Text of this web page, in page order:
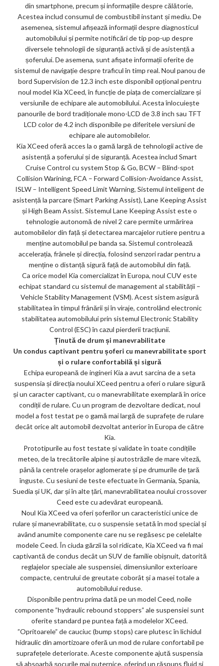
din smartphone, precum și informațiile despre călătorie,
Acestea includ consumul de combustibil instant și mediu. De
asemenea, sistemul afișează informații despre diagnosticul
automobilului și permite notificări de tip pop-up despre
diversele tehnologii de siguranță activă și de asistență a
șoferului. De asemena, sunt afișate informații oferite de
sistemul de navigație despre traficul în timp real. Noul panou de
bord Supervision de 12.3 inch este disponibil opțional pentru
noul model Kia XCeed, în funcție de piața de comercializare și
versiunile de echipare ale automobilului. Acesta înlocuiește
panourile de bord tradiționale mono-LCD de 3.8 inch sau TFT
LCD color de 4.2 inch disponibile pe diferitele versiuni de
echipare ale automobilelor.
Kia XCeed oferă acces la o gamă largă de tehnologii active de
asistență a șoferului și de siguranță. Acestea includ Smart
Cruise Control cu system Stop & Go, BCW – Blind-spot
Collision Warining, FCA – Forward Collision-Avoidance Assist,
ISLW – Intelligent Speed Limit Warning, Sistemul inteligent de
asistență la parcare (Smart Parking Assist), Lane Keeping Assist
și High Beam Assist. Sistemul Lane Keeping Assist este o
tehnologie autonomă de nivel 2 care permite urmărirea
automobilelor din față și detectarea marcajelor rutiere pentru a
menține automobilul pe banda sa. Sistemul controlează
accelerația, frânele și direcția, folosind senzori radar pentru a
menține o distanță sigură față de automobilul din față.
Ca orice model Kia comercializat în Europa, noul CUV este
echipat standard cu sistemul de management al stabilității –
Vehicle Stability Management (VSM). Acest sistem asigură
stabilitatea în timpul frânării și în viraje, controlând electronic
stabilitatea automobilului prin sistemul Electronic Stability
Control (ESC) în cazul pierderii tracțiunii.
Ținută de drum și manevrabilitate
Un condus captivant pentru șoferi cu manevrabilitate sport
și o rulare confortabilă și sigură
Echipa europeană de ingineri Kia a avut sarcina de a seta
suspensia și direcția noului XCeed pentru a oferi o rulare sigură
și un caracter captivant, cu o manevrabilitate exemplară în orice
condiții de rulare. Cu un program de dezvoltare dedicat, noul
model a fost testat pe o gamă mai largă de suprafețe de rulare
decât orice alt automobil dezvoltat anterior în Europa de către
Kia.
Prototipurile au fost testate și validate în toate condițiile
meteo, de la trecătorile alpine și autostrăzile de mare viteză,
până la centrele orașelor aglomerate și pe drumurile de țară
înguste. Cu sesiuni de teste efectuate în Germania, Spania,
Suedia și UK, dar și în alte țări, manevrabilitatea noului crossover
Ceed este cu adevărat europeană.
Noul Kia XCeed va oferi șoferilor un caracteristici unice de
rulare și manevrabilitate, cu o suspensie setată în mod special și
având anumite componente care nu se regăsesc pe celelalte
modele Ceed. În ciuda gărzii la sol ridicate, Kia XCeed va fi mai
captivantă de condus decât un SUV de familie obișnuit, datorită
reglajelor speciale ale suspensiei, dimensiunilor exterioare
compacte, centrului de greutate coborât și a masei totale a
automobilului reduse.
Disponibile pentru prima dată pe un model Ceed, noile
componente ”hydraulic rebound stoppers” ale suspensiei sunt
oferite standard pe puntea față a modelelor XCeed.
”Opritoarele” de cauciuc (bump stops) care plutesc în lichidul
hidraulic din amortizoare oferă un mod de rulare confortabil pe
suprafețele deteriorate. Aceste componente ajută suspensia
să absoarbă șocurile mai puternice, oferind un răspuns fluid și